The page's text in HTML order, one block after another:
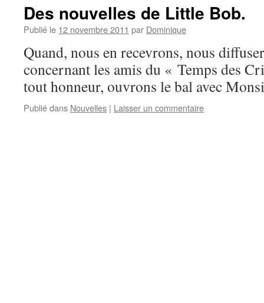
Des nouvelles de Little Bob.
Publié le 12 novembre 2011 par Dominique
Quand, nous en recevrons, nous
concernant les amis du « Temps des
tout honneur, ouvrons le bal avec
Publié dans Nouvelles | Laisser un commentaire